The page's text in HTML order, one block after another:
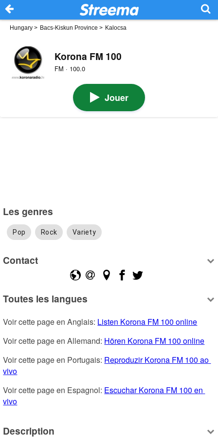
Hungary > Bacs-Kiskun Province > Kalocsa
Korona FM 100
FM · 100.0
Jouer
Les genres
Pop Rock Variety
Contact
Toutes les langues
Voir cette page en Anglais: Listen Korona FM 100 online
Voir cette page en Allemand: Hören Korona FM 100 online
Voir cette page en Portugais: Reproduzir Korona FM 100 ao
vivo
Voir cette page en Espagnol: Escuchar Korona FM 100 en
vivo
Description